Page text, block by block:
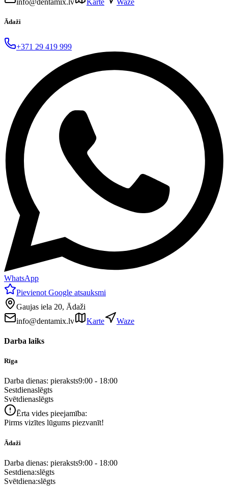
Ādaži
+371 29 419 999
WhatsApp
Pievienot Google atsauksmi
Gaujas iela 20, Ādaži
info@dentamix.lv
Karte Waze
Darba laiks
Rīga
Darba dienas: pieraksts9:00 - 18:00
Sestdienaslēgts
Svētdienaslēgts
Ērta vides pieejamība:
Pirms vizītes lūgums piezvanīt!
Ādaži
Darba dienas: pieraksts9:00 - 18:00
Sestdiena:slēgts
Svētdiena:slēgts